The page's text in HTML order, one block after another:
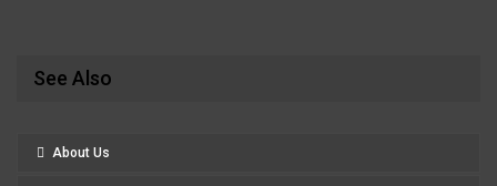
See Also
About Us